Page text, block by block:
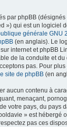
par phpBB
») qui est un logiciel
générale GNU
(en anglais). Le
internet et phpBB
de la conduite et
pas. Pour
le site de phpBB (en
aucun contenu à
menaçant,
votre pays, du pays
» est hébergé
pas ces